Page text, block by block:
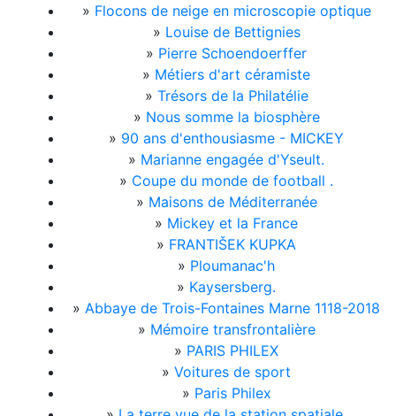
» Flocons de neige en microscopie optique
» Louise de Bettignies
» Pierre Schoendoerffer
» Métiers d'art céramiste
» Trésors de la Philatélie
» Nous somme la biosphère
» 90 ans d'enthousiasme - MICKEY
» Marianne engagée d'Yseult.
» Coupe du monde de football .
» Maisons de Méditerranée
» Mickey et la France
» FRANTIŠEK KUPKA
» Ploumanac'h
» Kaysersberg.
» Abbaye de Trois-Fontaines Marne 1118-2018
» Mémoire transfrontalière
» PARIS PHILEX
» Voitures de sport
» Paris Philex